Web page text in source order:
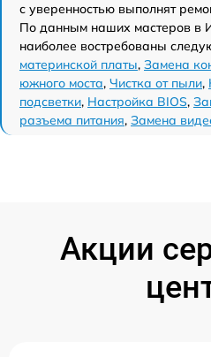
с уверенностью выполнят
По данным наших мастеров в
наиболее востребованы
материнской платы, Замена
южного моста, Чистка от пыли,
подсветки, Настройка BIOS,
разъема питания, Замена
Акции